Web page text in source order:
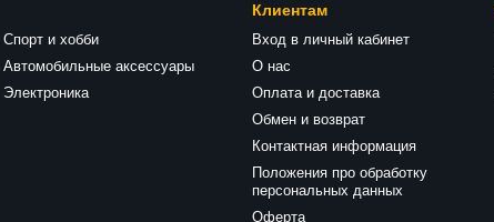
Спорт и хобби
Автомобильные аксессуары
Электроника
Клиентам
Вход в личный кабинет
О нас
Оплата и доставка
Обмен и возврат
Контактная информация
Положения про обработку
персональных данных
Оферта